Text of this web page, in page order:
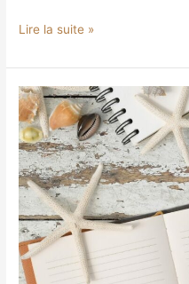
Lire la suite »
Atelier
d’écriture:
Le
temps
pour
soi